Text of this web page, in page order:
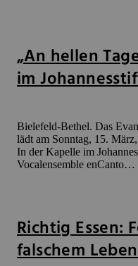
„An hellen
im
Bielefeld-Bethel. Das
lädt am Sonntag, 15.
In der Kapelle im
Vocalensemble enCanto…
Richtig Essen:
falschem